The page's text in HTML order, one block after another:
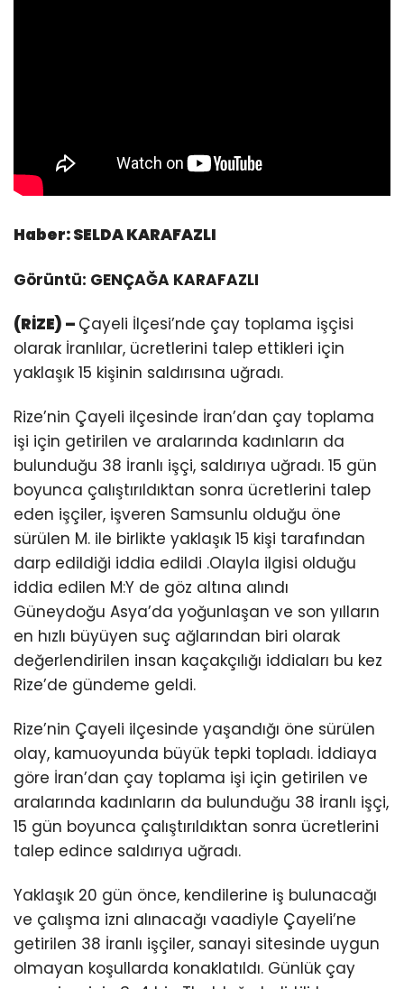
Haber:SELDAKARAFAZLI
Görüntü: GENÇAĞA KARAFAZLI
(RİZE) – Çayeli İlçesi’nde çay toplama işçisi
olarak İranlılar, ücretlerini talep ettikleri için
yaklaşık 15 kişinin saldırısına uğradı.
Rize’nin Çayeli ilçesinde İran’dan çay toplama
işi için getirilen ve aralarında kadınların da
bulunduğu 38 İranlı işçi, saldırıya uğradı. 15 gün
boyunca çalıştırıldıktan sonra ücretlerini talep
eden işçiler, işveren Samsunlu olduğu öne
sürülen M. ile birlikte yaklaşık 15 kişi tarafından
darp edildiği iddia edildi .Olayla ilgisi olduğu
iddia edilen M:Y de göz altına alındı
Güneydoğu Asya’da yoğunlaşan ve son yılların
en hızlı büyüyen suç ağlarından biri olarak
değerlendirilen insan kaçakçılığı iddiaları bu kez
Rize’de gündeme geldi.
Rize’nin Çayeli ilçesinde yaşandığı öne sürülen
olay, kamuoyunda büyük tepki topladı. İddiaya
göre İran’dan çay toplama işi için getirilen ve
aralarında kadınların da bulunduğu 38 İranlı işçi,
15 gün boyunca çalıştırıldıktan sonra ücretlerini
talep edince saldırıya uğradı.
Yaklaşık 20 gün önce, kendilerine iş bulunacağı
ve çalışma izni alınacağı vaadiyle Çayeli’ne
getirilen 38 İranlı işçiler, sanayi sitesinde uygun
olmayan koşullarda konaklatıldı. Günlük çay